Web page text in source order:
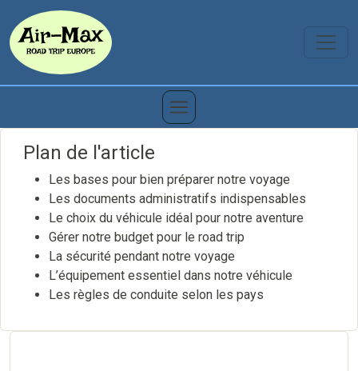
Plan de l'article
Les bases pour bien préparer notre voyage
Les documents administratifs indispensables
Le choix du véhicule idéal pour notre aventure
Gérer notre budget pour le road trip
La sécurité pendant notre voyage
L’équipement essentiel dans notre véhicule
Les règles de conduite selon les pays